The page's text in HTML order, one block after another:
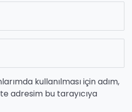
kullanılması için adım,
adresim bu tarayıcıya